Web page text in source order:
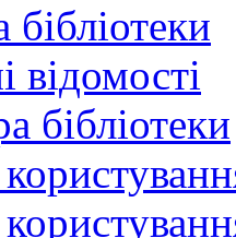
бібліотеки
відомості
бібліотеки